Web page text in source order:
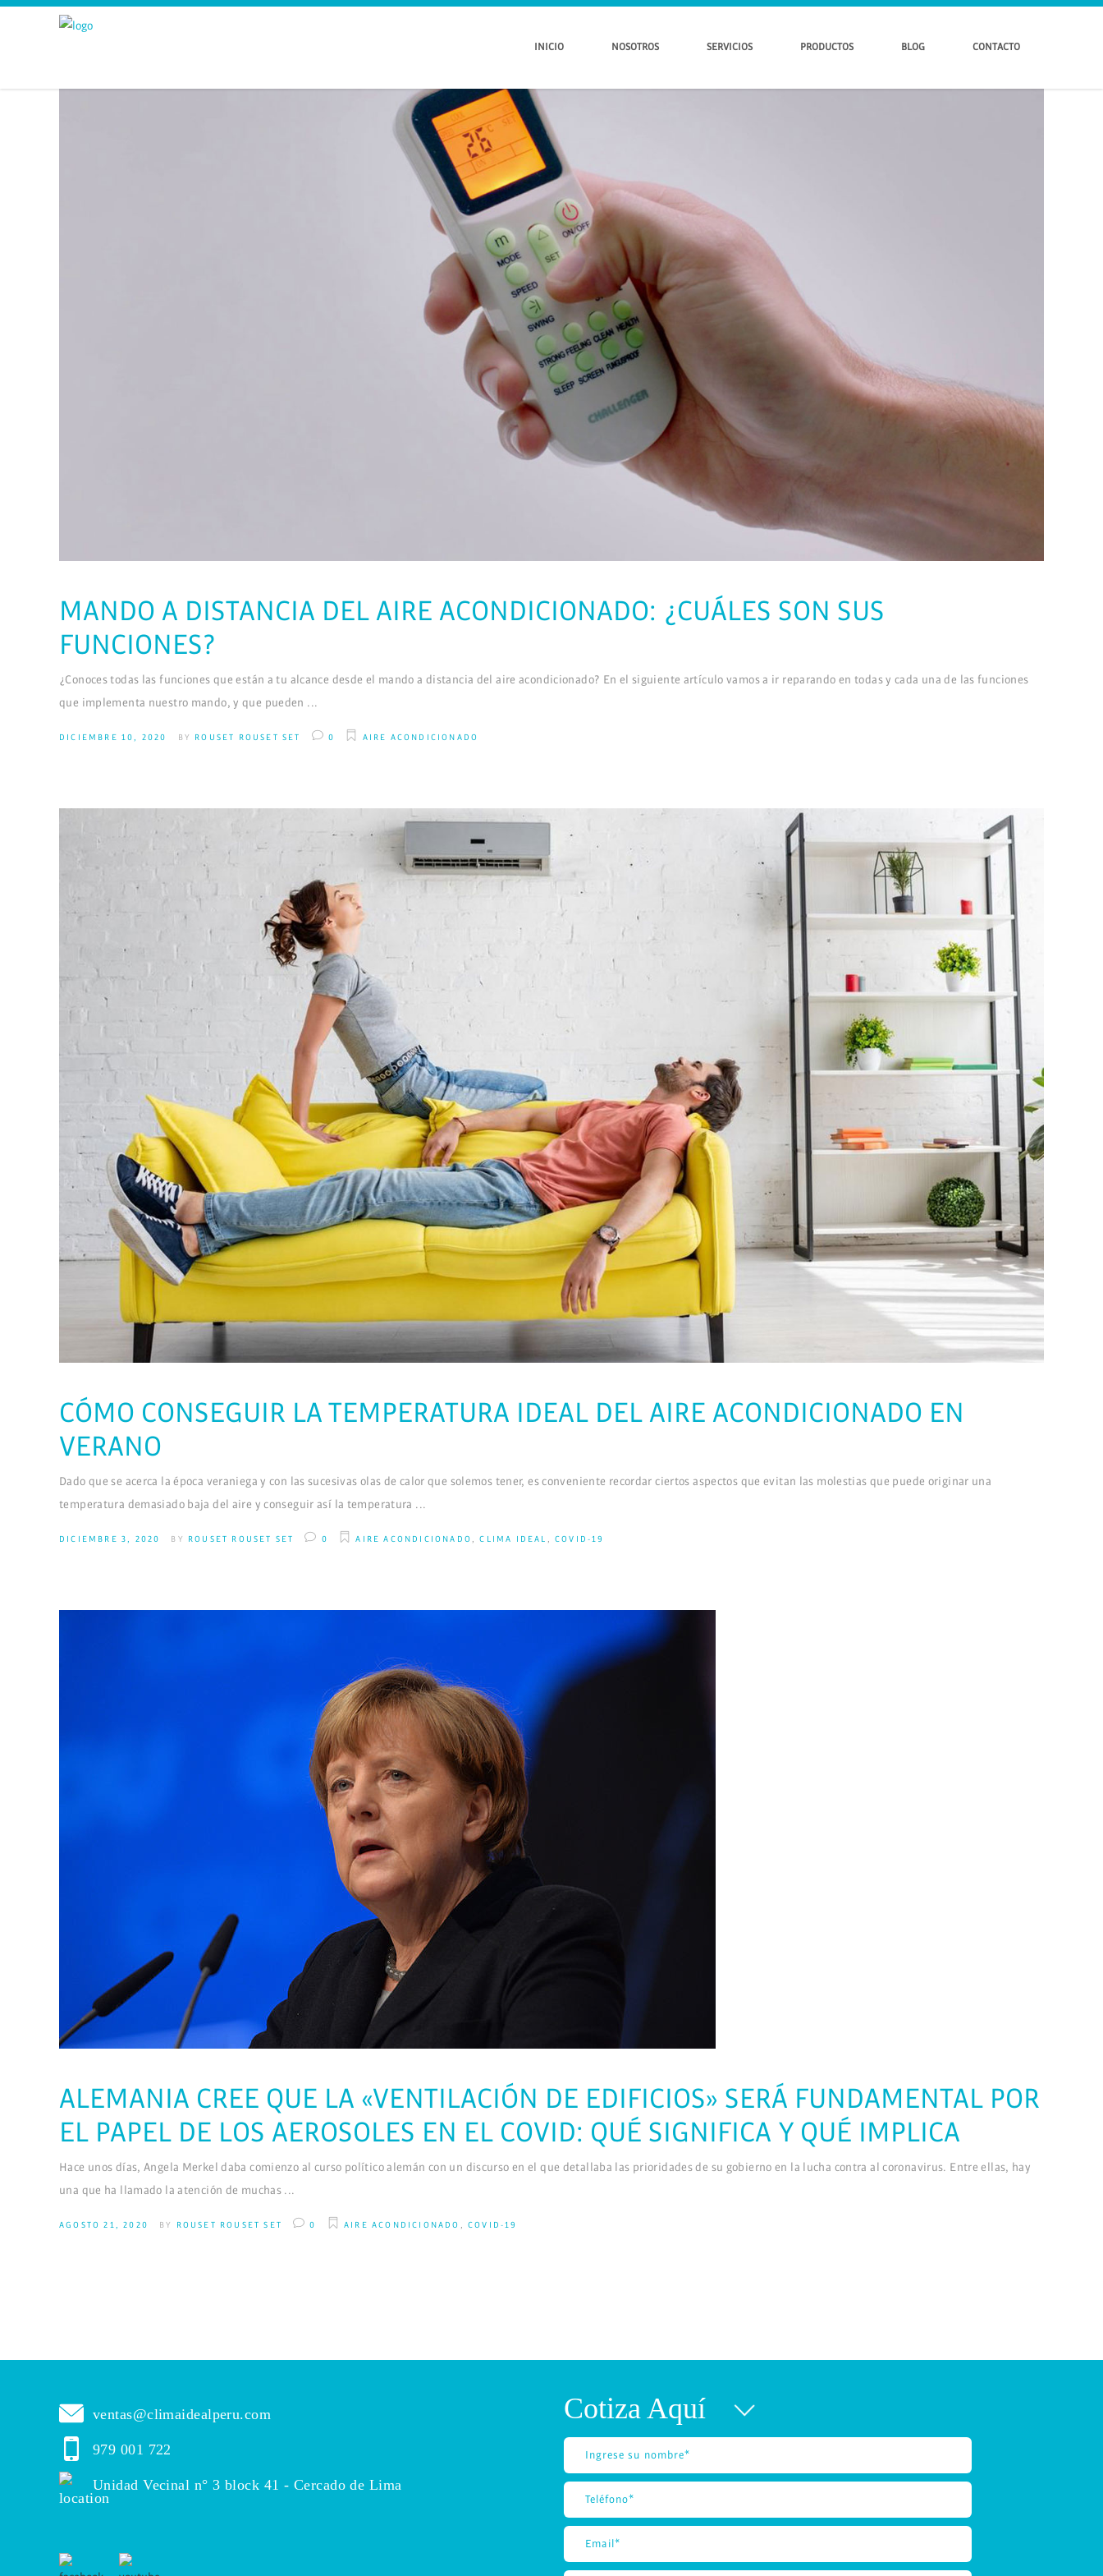
INICIO NOSOTROS SERVICIOS PRODUCTOS BLOG CONTACTO
MANDO A DISTANCIA DEL AIRE ACONDICIONADO: ¿CUÁLES SON SUS
FUNCIONES?
¿Conoces todas las funciones que están a tu alcance desde el mando a distancia del aire acondicionado? En el siguiente artículo vamos a ir reparando en todas y cada una de las funciones
que implementa nuestro mando, y que pueden
DICIEMBRE 10, 2020 BY ROUSET ROUSET SET 0 AIRE ACONDICIONADO
CÓMO CONSEGUIR LA TEMPERATURA IDEAL DEL AIRE ACONDICIONADO EN
VERANO
Dado que se acerca la época veraniega y con las sucesivas olas de calor que solemos tener, es conveniente recordar ciertos aspectos que evitan las molestias que puede originar una
temperatura demasiado baja del aire y conseguir así la temperatura
DICIEMBRE 3, 2020 BY ROUSET ROUSET SET 0 AIRE ACONDICIONADO ,CLIMA IDEAL ,COVID-19
ALEMANIA CREE QUE LA «VENTILACIÓN DE EDIFICIOS» SERÁ FUNDAMENTAL POR
EL PAPEL DE LOS AEROSOLES EN EL COVID: QUÉ SIGNIFICA Y QUÉ IMPLICA
Hace unos días, Angela Merkel daba comienzo al curso político alemán con un discurso en el que detallaba las prioridades de su gobierno en la lucha contra al coronavirus. Entre ellas, hay
una que ha llamado la atención de muchas
AGOSTO 21, 2020 BY ROUSET ROUSET SET 0 AIRE ACONDICIONADO ,COVID-19
ventas@climaidealperu.com
979 001 722
Unidad Vecinal n° 3 block 41 - Cercado de Lima
Cotiza Aquí